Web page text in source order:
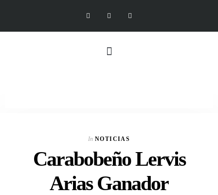
In NOTICIAS
Carabobeño Lervis
Arias Ganador